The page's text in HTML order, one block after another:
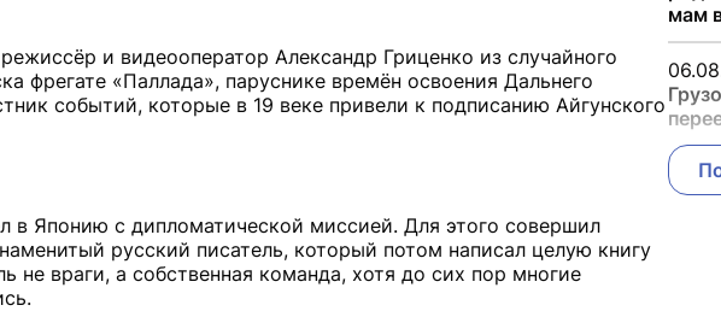
и видеооператор Александр Гриценко из случайного
фрегате «Паллада», паруснике времён освоения Дальнего
событий, которые в 19 веке привели к подписанию Айгунского
в Японию с дипломатической миссией. Для этого совершил
русский писатель, который потом написал целую книгу
не враги, а собственная команда, хотя до сих пор многие
мам